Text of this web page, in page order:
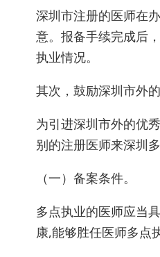
深圳市注册的医师在
意。报备手续完成后
执业情况。
其次，鼓励深圳市外
为引进深圳市外的优
别的注册医师来深圳
（一）备案条件。
多点执业的医师应当
康,能够胜任医师多点